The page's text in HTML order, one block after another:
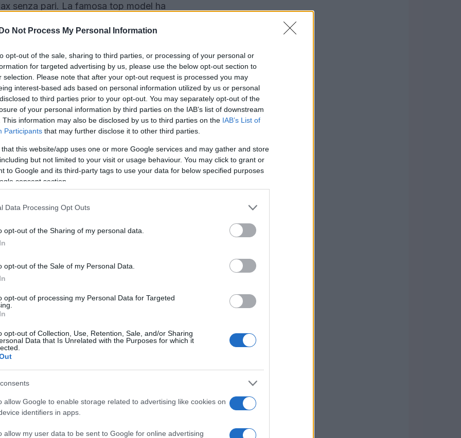
Do Not Process My Personal Information
opt-out of the sale, sharing to third parties, or processing of your personal or
for targeted advertising by us, please use the below opt-out section to
selection. Please note that after your opt-out request is processed you may
interest-based ads based on personal information utilized by us or personal
to third parties prior to your opt-out. You may separately opt-out of the
of your personal information by third parties on the IAB’s list of downstream
This information may also be disclosed by us to third parties on the IAB’s List of
Participants that may further disclose it to other third parties.
that this website/app uses one or more Google services and may gather and store
but not limited to your visit or usage behaviour. You may click to grant or
to Google and its third-party tags to use your data for below specified purposes
consent section.
Data Processing Opt Outs
opt-out of the Sharing of my personal data.
opt-out of the Sale of my Personal Data.
opt-out of processing my Personal Data for Targeted
opt-out of Collection, Use, Retention, Sale, and/or Sharing
Data that Is Unrelated with the Purposes for which it
allow Google to enable storage related to advertising like cookies on
identifiers in apps.
allow my user data to be sent to Google for online advertising
senza pari. La famosa top model ha
immagini che mettono in risalto non solo la
il suoguardaroba vacanziero, degno di una
e il suo fascino, ha scelto un
e il suo stile unico, catturando l’attenzione
dove le acque cristalline e le
da sogno. Irina, con il suo sorriso
e divertimento, approfittando del caldo
bellezza naturale, accentuata da un make-
fresche.